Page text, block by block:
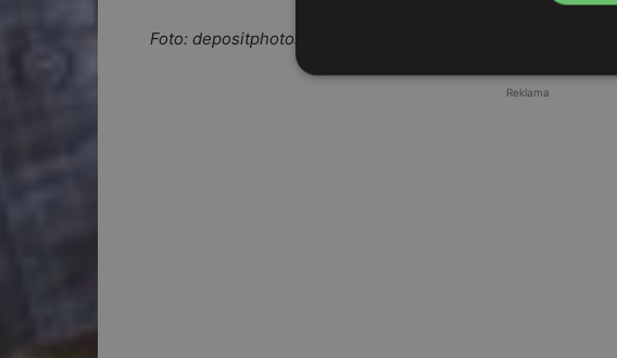
Foto: depositphotos.com/
Reklama